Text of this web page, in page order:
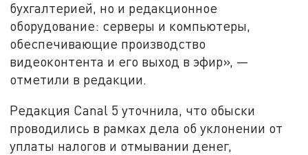
бухгалтерией, но и редакционное
оборудование: серверы и компьютеры,
обеспечивающие производство
видеоконтента и его выход в эфир», —
отметили в редакции.
Редакция Canal 5 уточнила, что обыски
проводились в рамках дела об уклонении от
уплаты налогов и отмывании денег,